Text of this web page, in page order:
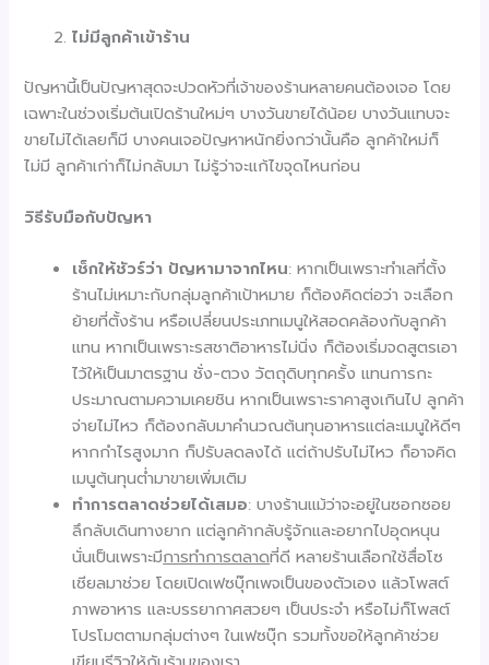
ไม่มีลูกค้าเข้าร้าน
ปัญหานี้เป็นปัญหาสุดจะปวดหัวที่เจ้าของร้านหลายคนต้องเจอ โดย
เฉพาะในช่วงเริ่มต้นเปิดร้านใหม่ๆ บางวันขายได้น้อย บางวันแทบจะ
ขายไม่ได้เลยก็มี บางคนเจอปัญหาหนักยิ่งกว่านั้นคือ ลูกค้าใหม่ก็
ไม่มี ลูกค้าเก่าก็ไม่กลับมา ไม่รู้ว่าจะแก้ไขจุดไหนก่อน
วิธีรับมือกับปัญหา
เช็กให้ชัวร์ว่า ปัญหามาจากไหน: หากเป็นเพราะทำเลที่ตั้ง
ร้านไม่เหมาะกับกลุ่มลูกค้าเป้าหมาย ก็ต้องคิดต่อว่า จะเลือก
ย้ายที่ตั้งร้าน หรือเปลี่ยนประเภทเมนูให้สอดคล้องกับลูกค้า
แทน หากเป็นเพราะรสชาติอาหารไม่นิ่ง ก็ต้องเริ่มจดสูตรเอา
ไว้ให้เป็นมาตรฐาน ชั่ง-ตวง วัตถุดิบทุกครั้ง แทนการกะ
ประมาณตามความเคยชิน หากเป็นเพราะราคาสูงเกินไป ลูกค้า
จ่ายไม่ไหว ก็ต้องกลับมาคำนวณต้นทุนอาหารแต่ละเมนูให้ดีๆ
หากกำไรสูงมาก ก็ปรับลดลงได้ แต่ถ้าปรับไม่ไหว ก็อาจคิด
เมนูต้นทุนต่ำมาขายเพิ่มเติม
ทำการตลาดช่วยได้เสมอ: บางร้านแม้ว่าจะอยู่ในซอกซอย
ลึกลับเดินทางยาก แต่ลูกค้ากลับรู้จักและอยากไปอุดหนุน
นั่นเป็นเพราะมีการทำการตลาดที่ดี หลายร้านเลือกใช้สื่อโซ
เชียลมาช่วย โดยเปิดเฟซบุ๊กเพจเป็นของตัวเอง แล้วโพสต์
ภาพอาหาร และบรรยากาศสวยๆ เป็นประจำ หรือไม่ก็โพสต์
โปรโมตตามกลุ่มต่างๆ ในเฟซบุ๊ก รวมทั้งขอให้ลูกค้าช่วย